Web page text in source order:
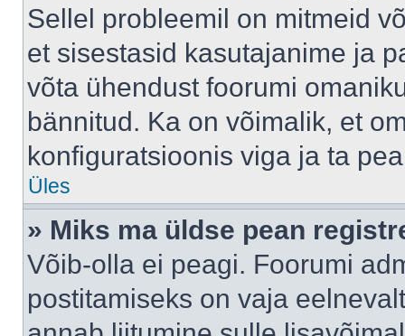
Sellel probleemil on mitmeid
et sisestasid kasutajanime ja
võta ühendust foorumi
bännitud. Ka on võimalik, et
konfiguratsioonis viga ja ta
Üles
» Miks ma üldse pean
Võib-olla ei peagi. Foorumi
postitamiseks on vaja